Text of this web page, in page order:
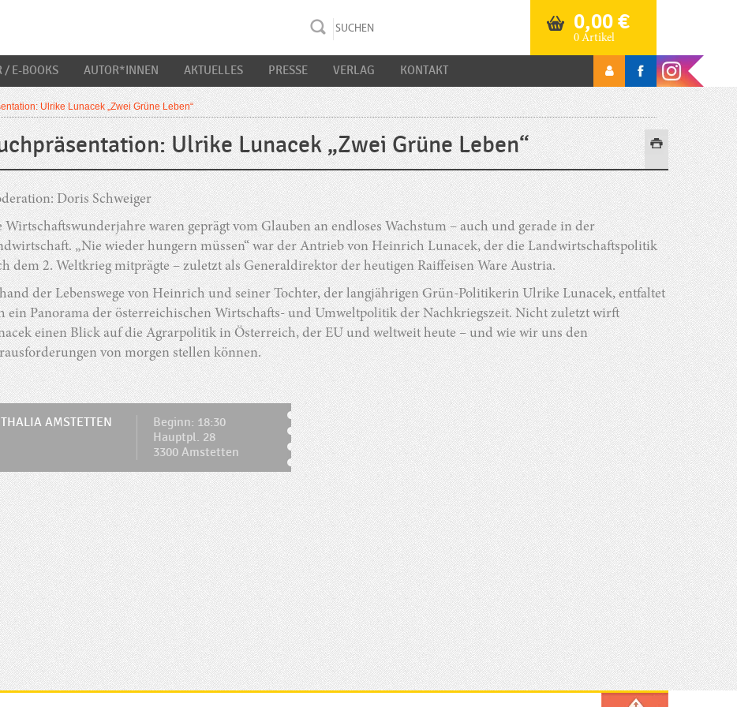
0,00€
0 Artikel
/ E-BOOKS AUTOR*INNEN AKTUELLES PRESSE VERLAG KONTAKT
Ulrike Lunacek „Zwei Grüne Leben“
Ulrike Lunacek „Zwei Grüne Leben“
Doris Schweiger
Wirtschaftswunderjahre waren geprägt vom Glauben an endloses Wachstum – auch und gerade in der
„Nie wieder hungern müssen“ war der Antrieb von Heinrich Lunacek, der die Landwirtschaftspolitik
dem 2. Weltkrieg mitprägte – zuletzt als Generaldirektor der heutigen Raiffeisen Ware Austria.
der Lebenswege von Heinrich und seiner Tochter, der langjährigen Grün-Politikerin Ulrike Lunacek, entfaltet
ein Panorama der österreichischen Wirtschafts- und Umweltpolitik der Nachkriegszeit. Nicht zuletzt wirft
einen Blick auf die Agrarpolitik in Österreich, der EU und weltweit heute – und wie wir uns den
von morgen stellen können.
THALIA AMSTETTEN
Beginn: 18:30
Hauptpl. 28
3300 Amstetten